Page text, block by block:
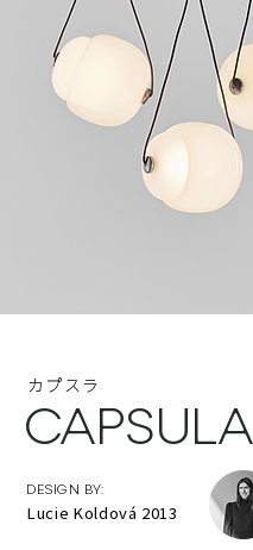
カプスラ
CAPSULA
DESIGN BY:
Lucie Koldová 2013